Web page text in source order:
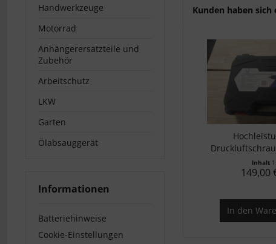
Handwerkzeuge
Motorrad
Anhängerersatzteile und
Zubehör
Arbeitschutz
LKW
Garten
Ölabsauggerät
Informationen
Batteriehinweise
Cookie-Einstellungen
Kunden haben sich
(2400...
Inhalt 1
149,00
In den